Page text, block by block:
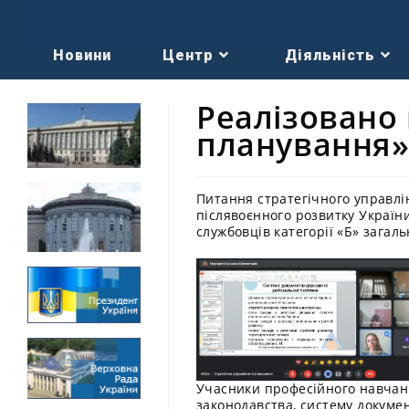
Новини Центр Діяльність
Реалізовано
планування»
Питання стратегічного
післявоєнного розвитку
службовців категорії «Б»
Учасники професійного
законодавства, систему